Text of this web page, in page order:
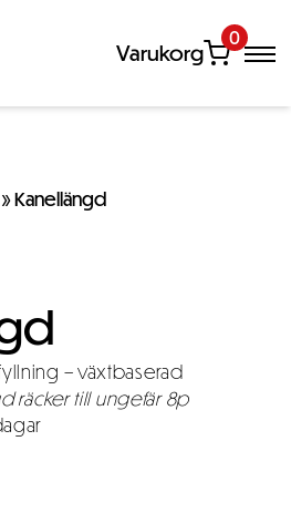
Varukorg
0
»Kanellängd
– växtbaserad
räcker till ungefär 8p